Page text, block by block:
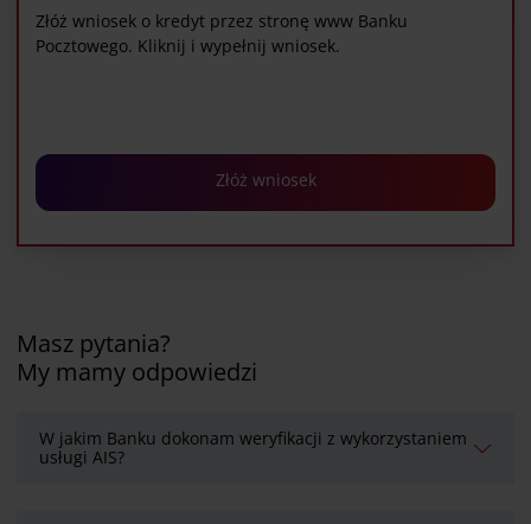
Złóż wniosek o kredyt przez stronę www Banku
Pocztowego. Kliknij i wypełnij wniosek.
Złóż wniosek
Masz pytania?
My mamy odpowiedzi
W jakim Banku dokonam weryfikacji z wykorzystaniem
usługi AIS?